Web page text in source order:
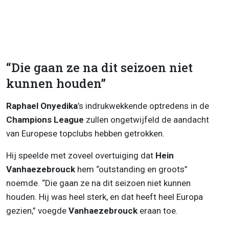
“Die gaan ze na dit seizoen niet
kunnen houden”
Raphael Onyedika’s indrukwekkende optredens in de
Champions League zullen ongetwijfeld de aandacht
van Europese topclubs hebben getrokken.
Hij speelde met zoveel overtuiging dat Hein
Vanhaezebrouck hem “outstanding en groots”
noemde. “Die gaan ze na dit seizoen niet kunnen
houden. Hij was heel sterk, en dat heeft heel Europa
gezien,” voegde Vanhaezebrouck eraan toe.